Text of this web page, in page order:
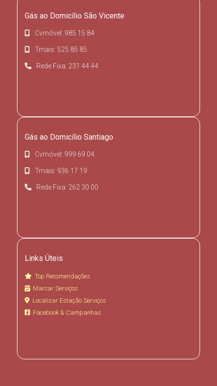
Gás ao Domicílio São Vicente
Cvmóvel: 985 15 84
Tmais: 525 85 85
Rede Fixa: 231 44 44
Gás ao Domicílio Santiago
Cvmóvel: 999 69 04
Tmais: 936 17 19
Rede Fixa: 262 30 00
Links Úteis
Top Recomendações
Marcar Serviços
Localizar Estação Serviços
Facebook & Campanhas